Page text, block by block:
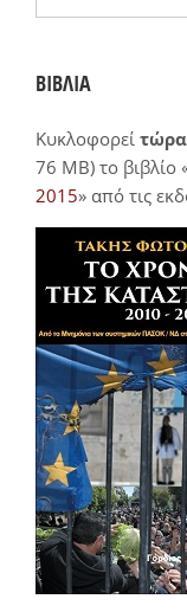
ΒΙΒΛΙΑ
Κυκλοφορεί τώρα
76 MB) το βιβλίο
2015» από τις